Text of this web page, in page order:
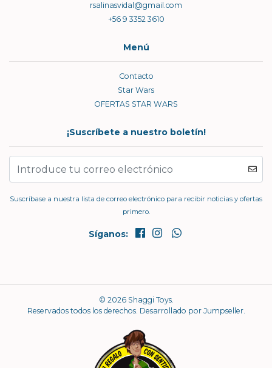
rsalinasvidal@gmail.com
+56 9 3352 3610
Menú
Contacto
Star Wars
OFERTAS STAR WARS
¡Suscríbete a nuestro boletín!
Suscríbase a nuestra lista de correo electrónico para recibir noticias y ofertas
primero.
Síganos:
© 2026 Shaggi Toys.
Reservados todos los derechos. Desarrollado por Jumpseller.